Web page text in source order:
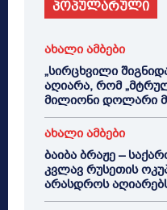
პოპულარული
ახალი ამბები
„სირცხვილი
აღიარა, რომ
მილიონი დოლარი
ახალი ამბები
ბაიბა ბრაჟე –
კვლავ რუსეთის
არასდროს